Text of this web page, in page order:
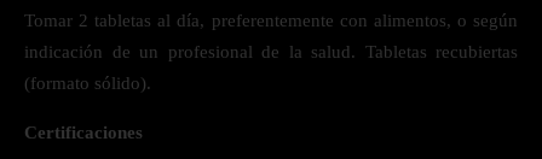
Tomar 2 tabletas al día, preferentemente con alimentos, o según
indicación de un profesional de la salud. Tabletas recubiertas
(formato sólido).
Certificaciones